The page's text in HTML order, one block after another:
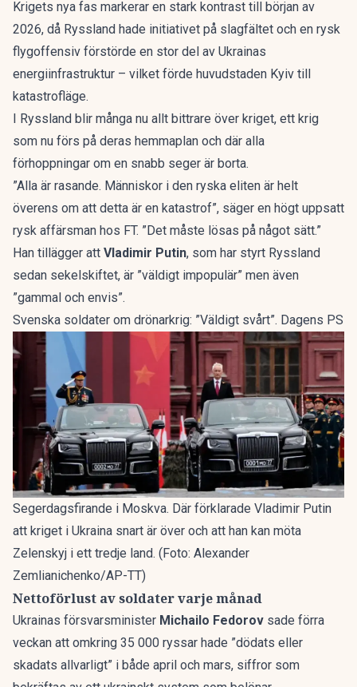
Krigets nya fas markerar en stark kontrast till början av
2026, då Ryssland hade initiativet på slagfältet och en rysk
flygoffensiv förstörde en stor del av Ukrainas
energiinfrastruktur – vilket förde huvudstaden Kyiv till
katastrofläge.
I Ryssland blir många nu allt bittrare över kriget, ett krig
som nu förs på deras hemmaplan och där alla
förhoppningar om en snabb seger är borta.
”Alla är rasande. Människor i den ryska eliten är helt
överens om att detta är en katastrof”, säger en högt uppsatt
rysk affärsman hos FT. ”Det måste lösas på något sätt.”
Han tillägger att Vladimir Putin, som har styrt Ryssland
sedan sekelskiftet, är ”väldigt impopulär” men även
”gammal och envis”.
Svenska soldater om drönarkrig: ”Väldigt svårt”. Dagens PS
Segerdagsfirande i Moskva. Där förklarade Vladimir Putin
att kriget i Ukraina snart är över och att han kan möta
Zelenskyj i ett tredje land. (Foto: Alexander
Zemlianichenko/AP-TT)
Nettoförlust av soldater varje månad
Ukrainas försvarsminister Michailo Fedorov sade förra
veckan att omkring 35 000 ryssar hade ”dödats eller
skadats allvarligt” i både april och mars, siffror som